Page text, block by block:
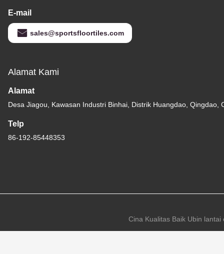
E-mail
sales@sportsfloortiles.com
Alamat Kami
Alamat
Desa Jiagou, Kawasan Industri Binhai, Distrik Huangdao, Qingdao,
Telp
86-192-85448353
Cina Kualitas Baik Ubin